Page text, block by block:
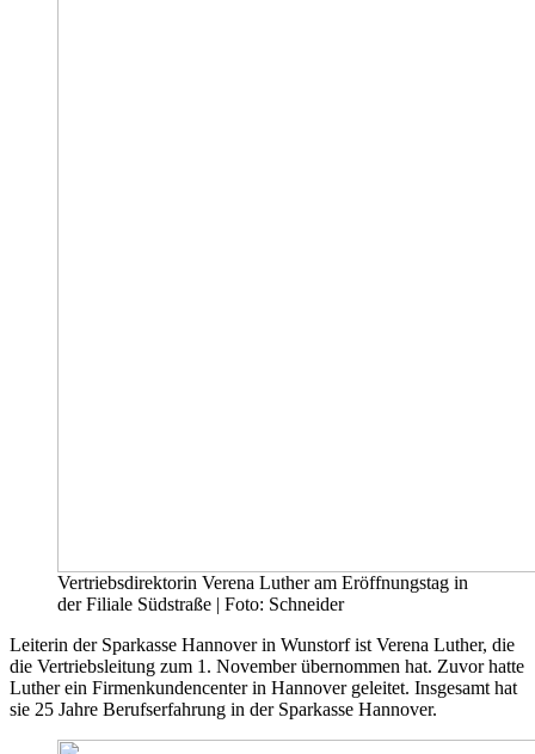
Vertriebsdirektorin Verena Luther am Eröffnungstag in
der Filiale Südstraße | Foto: Schneider
Leiterin der Sparkasse Hannover in Wunstorf ist Verena Luther, die
die Vertriebsleitung zum 1. November übernommen hat. Zuvor hatte
Luther ein Firmenkundencenter in Hannover geleitet. Insgesamt hat
sie 25 Jahre Berufserfahrung in der Sparkasse Hannover.